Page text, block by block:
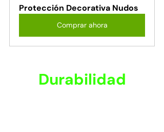
Protección Decorativa Nudos
Comprar ahora
Durabilidad